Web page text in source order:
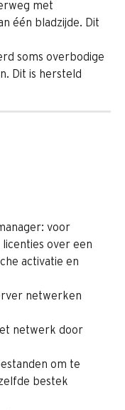
met
één bladzijde. Dit
soms overbodige
Dit is hersteld
voor
over een
activatie en
netwerken
netwerk door
om te
bestek